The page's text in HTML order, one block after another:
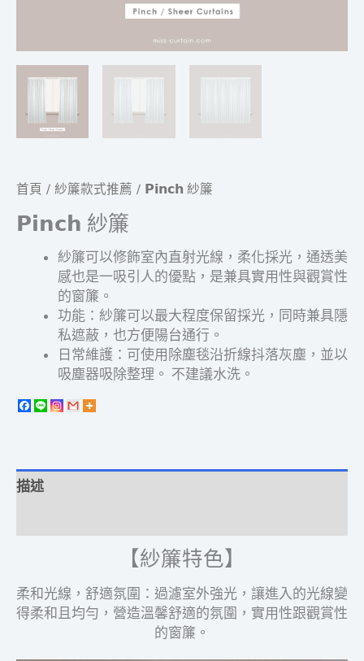
首頁 / 紗簾款式推薦 / 𝗣𝗶𝗻𝗰𝗵 紗簾
𝗣𝗶𝗻𝗰𝗵 紗簾
紗簾可以修飾室內直射光線，柔化採光，通透美
感也是一吸引人的優點，是兼具實用性與觀賞性
的窗簾。
功能：紗簾可以最大程度保留採光，同時兼具隱
私遮蔽，也方便陽台通行。
日常維護：可使用除塵毯沿折線抖落灰塵，並以
吸塵器吸除整理。 不建議水洗。
描述
【紗簾特色】
柔和光線，舒適氛圍：過濾室外強光，讓進入的光線變
得柔和且均勻，營造溫馨舒適的氛圍，實用性跟觀賞性
的窗簾。